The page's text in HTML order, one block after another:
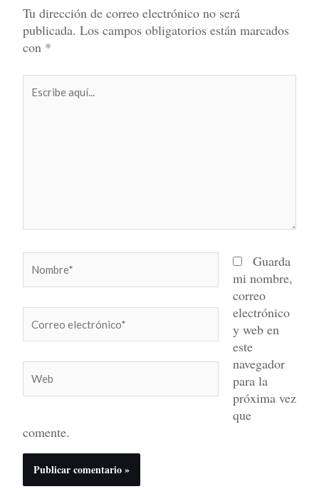
Tu dirección de correo electrónico no será
publicada. Los campos obligatorios están marcados
con *
aquí...
electrónico*
Guarda
mi nombre,
correo
electrónico
y web en
este
navegador
para la
próxima vez
que
comente.